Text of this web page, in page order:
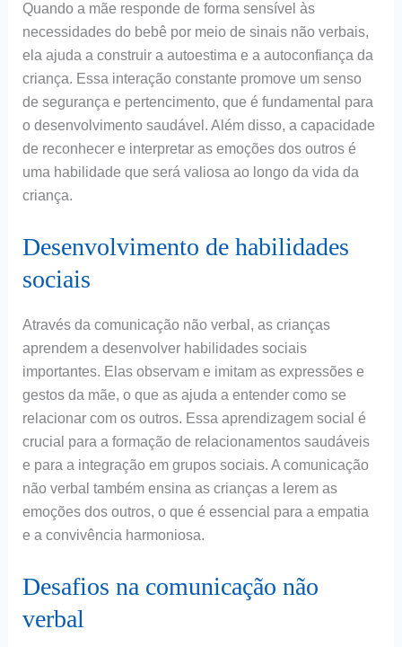
Quando a mãe responde de forma sensível às
necessidades do bebê por meio de sinais não verbais,
ela ajuda a construir a autoestima e a autoconfiança da
criança. Essa interação constante promove um senso
de segurança e pertencimento, que é fundamental para
o desenvolvimento saudável. Além disso, a capacidade
de reconhecer e interpretar as emoções dos outros é
uma habilidade que será valiosa ao longo da vida da
criança.
Desenvolvimento de habilidades
sociais
Através da comunicação não verbal, as crianças
aprendem a desenvolver habilidades sociais
importantes. Elas observam e imitam as expressões e
gestos da mãe, o que as ajuda a entender como se
relacionar com os outros. Essa aprendizagem social é
crucial para a formação de relacionamentos saudáveis
e para a integração em grupos sociais. A comunicação
não verbal também ensina as crianças a lerem as
emoções dos outros, o que é essencial para a empatia
e a convivência harmoniosa.
Desafios na comunicação não
verbal